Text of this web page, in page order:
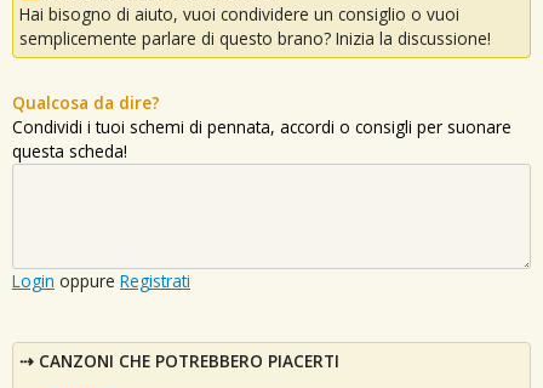
Hai bisogno di aiuto, vuoi condividere un consiglio o vuoi
semplicemente parlare di questo brano? Inizia la discussione!
Qualcosa da dire?
Condividi i tuoi schemi di pennata, accordi o consigli per suonare
questa scheda!
Login oppure Registrati
CANZONI CHE POTREBBERO PIACERTI